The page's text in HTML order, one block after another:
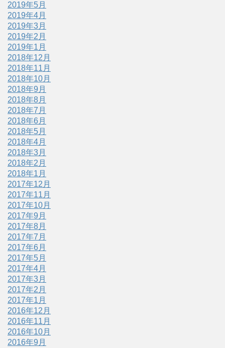
2019年5月
2019年4月
2019年3月
2019年2月
2019年1月
2018年12月
2018年11月
2018年10月
2018年9月
2018年8月
2018年7月
2018年6月
2018年5月
2018年4月
2018年3月
2018年2月
2018年1月
2017年12月
2017年11月
2017年10月
2017年9月
2017年8月
2017年7月
2017年6月
2017年5月
2017年4月
2017年3月
2017年2月
2017年1月
2016年12月
2016年11月
2016年10月
2016年9月